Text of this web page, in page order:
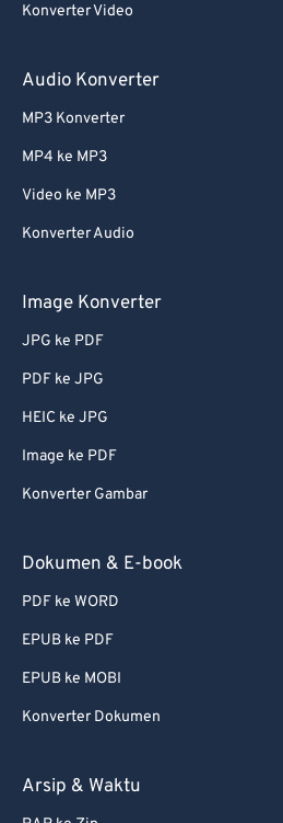
Konverter Video
Audio Konverter
MP3 Konverter
MP4 ke MP3
Video ke MP3
Konverter Audio
Image Konverter
JPG ke PDF
PDF ke JPG
HEIC ke JPG
Image ke PDF
Konverter Gambar
Dokumen & E-book
PDF ke WORD
EPUB ke PDF
EPUB ke MOBI
Konverter Dokumen
Arsip & Waktu